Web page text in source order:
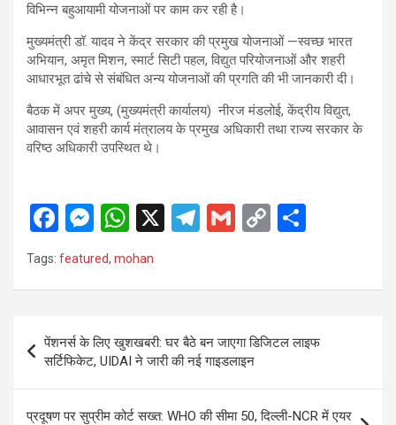
विभिन्न बहुआयामी योजनाओं पर काम कर रही है।
मुख्यमंत्री डॉ. यादव ने केंद्र सरकार की प्रमुख योजनाओं —स्वच्छ भारत
अभियान, अमृत मिशन, स्मार्ट सिटी पहल, विद्युत परियोजनाओं और शहरी
आधारभूत ढांचे से संबंधित अन्य योजनाओं की प्रगति की भी जानकारी दी।
बैठक में अपर मुख्य, (मुख्यमंत्री कार्यालय) नीरज मंडलोई, केंद्रीय विद्युत,
आवासन एवं शहरी कार्य मंत्रालय के प्रमुख अधिकारी तथा राज्य सरकार के
वरिष्ठ अधिकारी उपस्थित थे।
F
a
ce
o
o
k
M
es
se
g
er
W
h
at
A
p
p
X
T
a
m
G
C
n
Tags: featured, mohan
Post
navigation
पेंशनर्स के लिए खुशखबरी: घर बैठे बन जाएगा डिजिटल लाइफ
सर्टिफिकेट, UIDAI ने जारी की नई गाइडलाइन
प्रदूषण पर सुप्रीम कोर्ट सख्त: WHO की सीमा 50, दिल्ली-NCR में एयर